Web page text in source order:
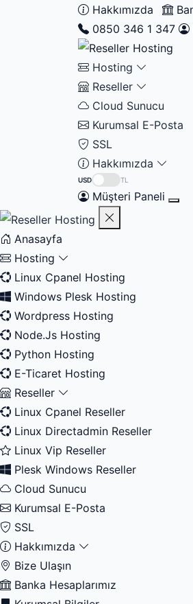
Hakkımızda
0850 346 1 347
Hosting
Reseller
Cloud Sunucu
Kurumsal E-Posta
SSL
Hakkımızda
USD TL
Müşteri Paneli
Anasayfa
Hosting
Linux Cpanel Hosting
Windows Plesk Hosting
Wordpress Hosting
Node.Js Hosting
Python Hosting
E-Ticaret Hosting
Reseller
Linux Cpanel Reseller
Linux Directadmin Reseller
Linux Vip Reseller
Plesk Windows Reseller
Cloud Sunucu
Kurumsal E-Posta
SSL
Hakkımızda
Bize Ulaşın
Banka Hesaplarımız